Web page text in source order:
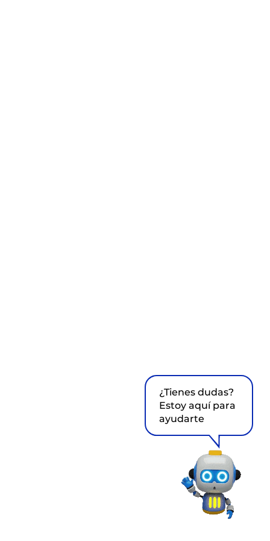
¿Tienes dudas?
Estoy aquí para
ayudarte